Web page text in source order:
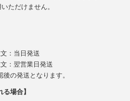
ただけません。
：当日発送
：翌営業日発送
の発送となります。
場合】